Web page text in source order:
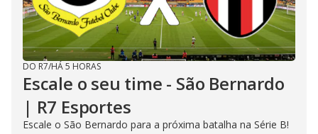
DO R7/HÁ 5 HORAS
Escale o seu time - São Bernardo
| R7 Esportes
Escale o São Bernardo para a próxima batalha na Série B!